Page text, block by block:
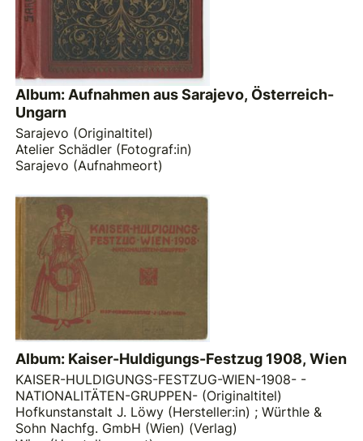
Album: Aufnahmen aus Sarajevo, Österreich-
Ungarn
Sarajevo (Originaltitel)
Atelier Schädler (Fotograf:in)
Sarajevo (Aufnahmeort)
Album: Kaiser-Huldigungs-Festzug 1908, Wien
KAISER-HULDIGUNGS-FESTZUG-WIEN-1908- -
NATIONALITÄTEN-GRUPPEN- (Originaltitel)
Hofkunstanstalt J. Löwy (Hersteller:in) ;Würthle &
Sohn Nachfg. GmbH (Wien) (Verlag)